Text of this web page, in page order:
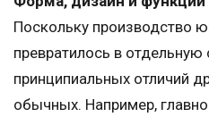
Поскольку производство
превратилось в отдельную
принципиальных отличий
обычных. Например,